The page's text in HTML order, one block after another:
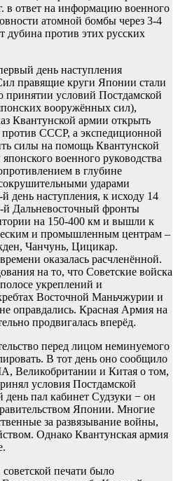
в ответ на информацию военного
атомной бомбы через 3-4
дубина против этих русских
день наступления
правящие круги Японии стали
принятии условий Постдамской
вооружённых сил),
Квантунской армии открыть
против СССР, а экспедиционной
силы на помощь Квантунской
военного руководства
в глубине
ударами
день наступления, к исходу 14
й Дальневосточный фронты
на 150-400 км и вышли к
и промышленным центрам –
Чанчунь, Цицикар.
оказалась расчленённой.
на то, что Советские войска
укреплений и
Восточной Маньчжурии и
оправдались. Красная Армия на
продвигалась вперёд.
перед лицом неминуемого
В тот день оно сообщило
Великобритании и Китая о том,
условия Постдамской
пал кабинет Судзуки − он
Японии. Многие
за развязывание войны,
Однако Квантунская армия
печати было